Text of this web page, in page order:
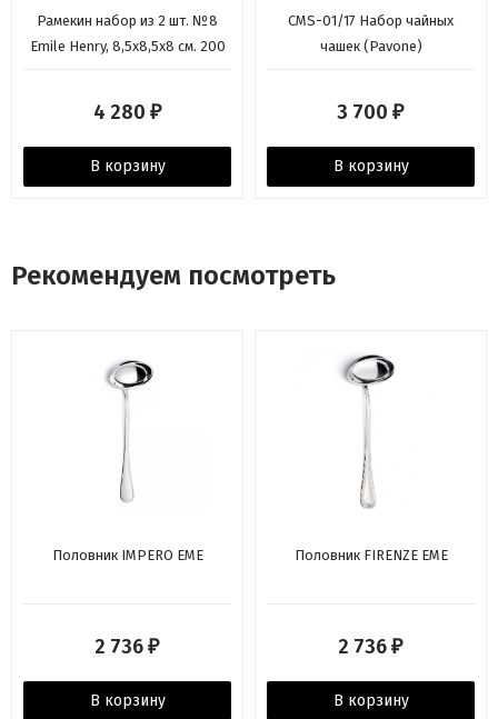
Рамекин набор из 2 шт. №8
Emile Henry, 8,5x8,5x8 см. 200
4 280 ₽
В корзину
CMS-01/17 Набор чайных
чашек (Pavone)
3 700 ₽
В корзину
Рекомендуем посмотреть
Половник IMPERO EME
2 736 ₽
В корзину
Половник FIRENZE EME
2 736 ₽
В корзину